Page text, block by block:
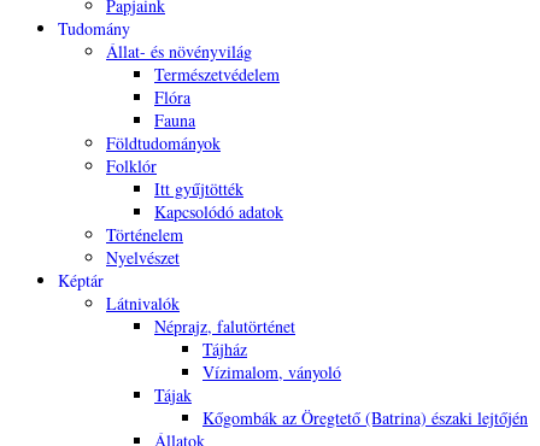
Papjaink
Tudomány
Állat- és növényvilág
Természetvédelem
Flóra
Fauna
Földtudományok
Folklór
Itt gyűjtötték
Kapcsolódó adatok
Történelem
Nyelvészet
Képtár
Látnivalók
Néprajz, falutörténet
Tájház
Vízimalom, ványoló
Tájak
Kőgombák az Öregtető (Batrina) északi lejtőjén
Állatok